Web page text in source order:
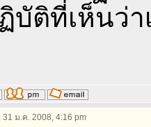
บัติที่เห็นว่า
31 ม.ค. 2008, 4:16 pm